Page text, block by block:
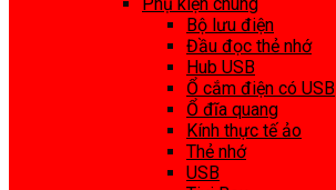
Bộ lưu điện
Đầu đọc thẻ nhớ
Hub USB
Ổ cắm điện có USB
Ổ đĩa quang
Kính thực tế ảo
Thẻ nhớ
USB